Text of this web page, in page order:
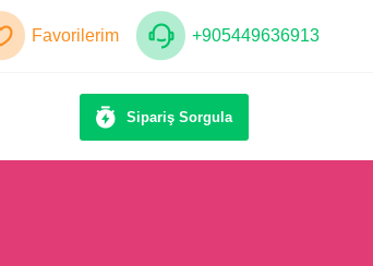
Favorilerim +905449636913
Sipariş Sorgula